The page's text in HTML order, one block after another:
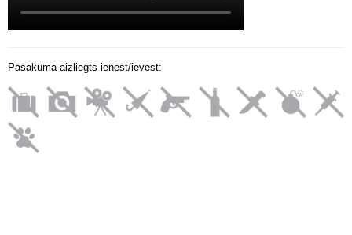
Pasākumā aizliegts ienest/ievest: